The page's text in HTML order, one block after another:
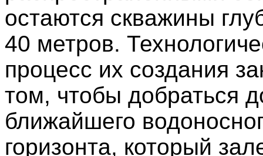
остаются скважины
40 метров.
процесс их создания
том, чтобы добраться
ближайшего
горизонта, который